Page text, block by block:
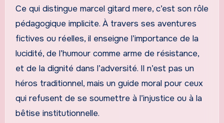
Ce qui distingue marcel gitard mere, c’est son rôle
pédagogique implicite. À travers ses aventures
fictives ou réelles, il enseigne l’importance de la
lucidité, de l’humour comme arme de résistance,
et de la dignité dans l’adversité. Il n’est pas un
héros traditionnel, mais un guide moral pour ceux
qui refusent de se soumettre à l’injustice ou à la
bêtise institutionnelle.